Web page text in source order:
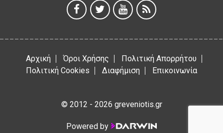
5 Αυγούστου 2026
Αρχική Όροι Χρήσης
Πολιτική Απορρήτου
Πολιτική Cookies
Διαφήμιση Επικοινωνία
© 2012 - 2026 greveniotis.gr
Powered by